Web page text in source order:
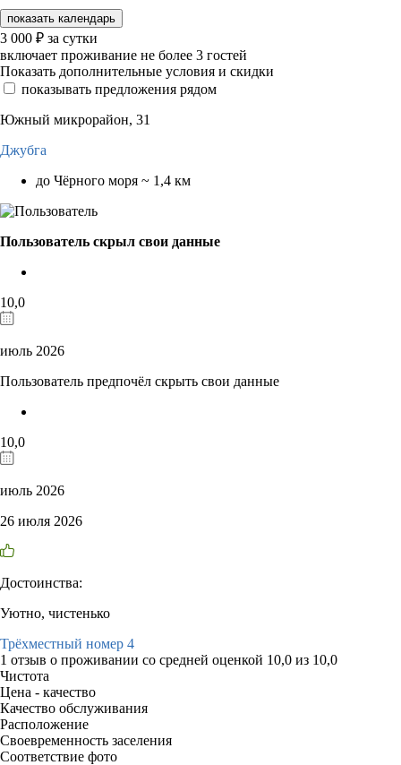
показать календарь
3 000 ₽ за сутки
включает проживание не более 3 гостей
Показать дополнительные условия и скидки
показывать предложения рядом
Южный микрорайон, 31
Джубга
до Чёрного моря ~ 1,4 км
Пользователь скрыл свои данные
10,0
июль 2026
Пользователь предпочёл скрыть свои данные
10,0
июль 2026
26 июля 2026
Достоинства:
Уютно, чистенько
Трёхместный номер 4
1 отзыв о проживании со средней оценкой 10,0 из 10,0
Чистота
Цена - качество
Качество обслуживания
Расположение
Своевременность заселения
Соответствие фото